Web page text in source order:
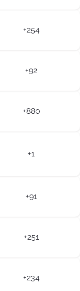
+254
+92
+880
+1
+91
+251
+234